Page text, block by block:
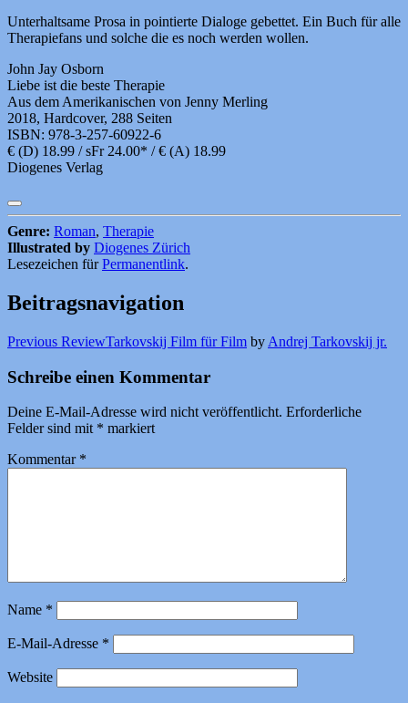
Unterhaltsame Prosa in pointierte Dialoge gebettet. Ein Buch für alle
Therapiefans und solche die es noch werden wollen.
John Jay Osborn
Liebe ist die beste Therapie
Aus dem Amerikanischen von Jenny Merling
2018, Hardcover, 288 Seiten
ISBN: 978-3-257-60922-6
€ (D) 18.99 / sFr 24.00* / € (A) 18.99
Diogenes Verlag
Genre: Roman, Therapie
Illustrated by Diogenes Zürich
Lesezeichen fürPermanentlink.
Beitragsnavigation
Previous ReviewTarkovskij Film für Film by Andrej Tarkovskij jr.
Schreibe einen Kommentar
Deine E-Mail-Adresse wird nicht veröffentlicht. Erforderliche
Felder sind mit * markiert
Kommentar *
Name *
E-Mail-Adresse *
Website